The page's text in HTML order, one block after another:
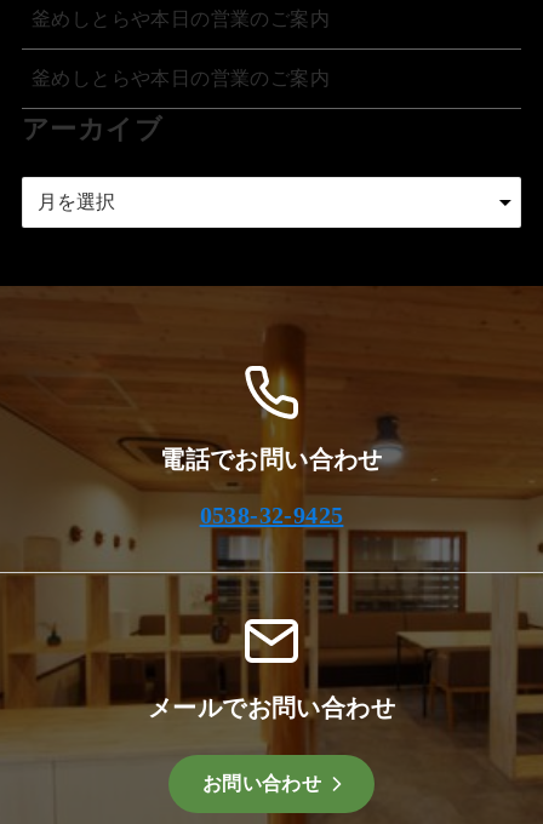
釜めしとらや本日の営業のご案内
釜めしとらや本日の営業のご案内
アーカイブ
電話でお問い合わせ
0538-32-9425
メールでお問い合わせ
お問い合わせ